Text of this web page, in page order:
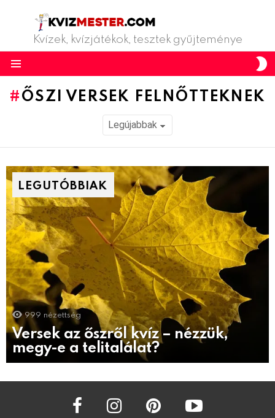
Kvízek, kvízjátékok, tesztek gyűjteménye
ŐSZI VERSEK FELNŐTTEKNEK
LEGUTÓBBIAK
999 nézettség
Versek az őszről kvíz – nézzük,
megy-e a telitalálat?
facebook instagram